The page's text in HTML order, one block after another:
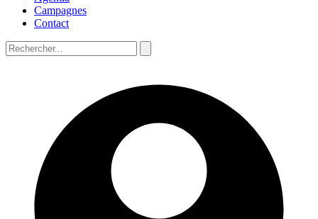
Campagnes
Contact